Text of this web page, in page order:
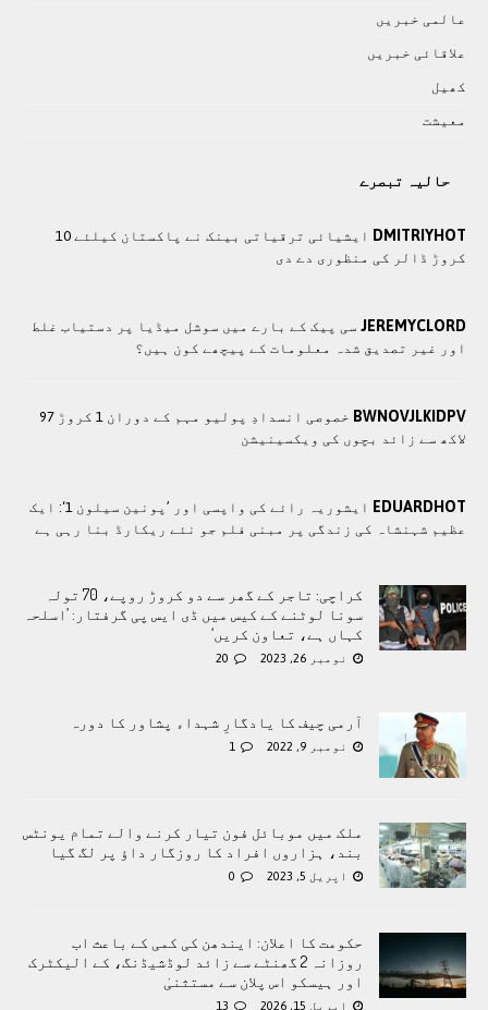
عالمی خبريں
علاقائی خبريں
کھيل
معيشت
حالیہ تبصرے
DMITRIYHOT
ایشیائی ترقیاتی بینک نے پاکستان کیلئے 10
کروڑ ڈالر کی منظوری دے دی
JEREMYCLORD سی پیک کے بارے میں سوشل میڈیا پر دستیاب غلط
اور غیر تصدیق شدہ معلومات کے پیچھے کون ہیں؟
BWNOVJLKIDPV
خصوصی انسدادِ پولیو مہم کے دوران 1 کروڑ 97
لاکھ سے زائد بچوں کی ویکسینیشن
EDUARDHOT
ایشوریہ رائے کی واپسی اور ’پونین سیلون 1‘: ایک
عظیم شہنشاہ کی زندگی پر مبنی فلم جو نئے ریکارڈ بنا رہی ہے
کراچی: تاجر کے گھر سے دو کروڑ روپے، 70 تولہ
سونا لوٹنے کے کیس میں ڈی ایس پی گرفتار: ’اسلحہ
کہاں ہے، تعاون کریں‘
نومبر 26, 2023 20
آرمی چیف کا یادگارِ شہداء پشاور کا دورہ
نومبر 9, 2022 1
ملک میں موبائل فون تیار کرنے والے تمام یونٹس
بند، ہزاروں افراد کا روزگار داؤ پر لگ گیا
اپریل 5, 2023 0
حکومت کا اعلان: ایندھن کی کمی کے باعث اب
روزانہ 2 گھنٹے سے زائد لوڈشیڈنگ، کے الیکٹرک
اور ہیسکو اس پلان سے مستثنیٰ
اپریل 15, 2026 13